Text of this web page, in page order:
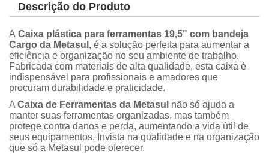
Descrição do Produto
A Caixa plástica para ferramentas 19,5" com bandeja
Cargo da Metasul, é a solução perfeita para aumentar a
eficiência e organização no seu ambiente de trabalho.
Fabricada com materiais de alta qualidade, esta caixa é
indispensável para profissionais e amadores que
procuram durabilidade e praticidade.
A Caixa de Ferramentas da Metasul não só ajuda a
manter suas ferramentas organizadas, mas também
protege contra danos e perda, aumentando a vida útil de
seus equipamentos. Invista na qualidade e na organização
que só a Metasul pode oferecer.